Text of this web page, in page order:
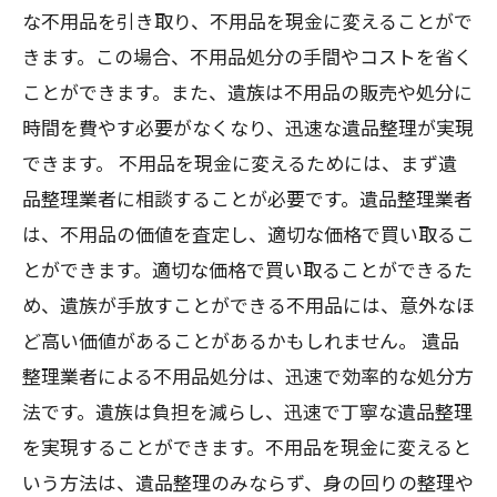
な不用品を引き取り、不用品を現金に変えることがで
きます。この場合、不用品処分の手間やコストを省く
ことができます。また、遺族は不用品の販売や処分に
時間を費やす必要がなくなり、迅速な遺品整理が実現
できます。 不用品を現金に変えるためには、まず遺
品整理業者に相談することが必要です。遺品整理業者
は、不用品の価値を査定し、適切な価格で買い取るこ
とができます。適切な価格で買い取ることができるた
め、遺族が手放すことができる不用品には、意外なほ
ど高い価値があることがあるかもしれません。 遺品
整理業者による不用品処分は、迅速で効率的な処分方
法です。遺族は負担を減らし、迅速で丁寧な遺品整理
を実現することができます。不用品を現金に変えると
いう方法は、遺品整理のみならず、身の回りの整理や